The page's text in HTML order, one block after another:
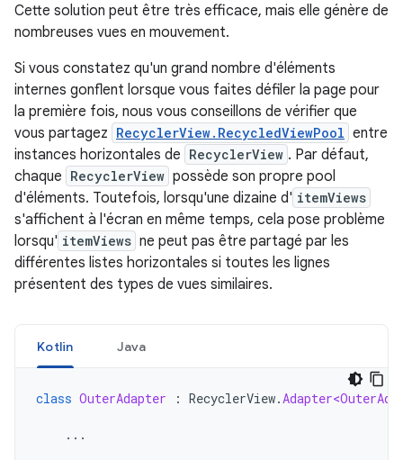
Cette solution peut être très efficace, mais elle génère de
nombreuses vues en mouvement.
Si vous constatez qu'un grand nombre d'éléments
internes gonflent lorsque vous faites défiler la page pour
la première fois, nous vous conseillons de vérifier que
vous partagez RecyclerView.RecycledViewPool entre
instances horizontales de RecyclerView . Par défaut,
chaque RecyclerView possède son propre pool
d'éléments. Toutefois, lorsqu'une dizaine d' itemViews
s'affichent à l'écran en même temps, cela pose problème
lorsqu' itemViews ne peut pas être partagé par les
différentes listes horizontales si toutes les lignes
présentent des types de vues similaires.
Kotlin Java
class OuterAdapter : RecyclerView.
...